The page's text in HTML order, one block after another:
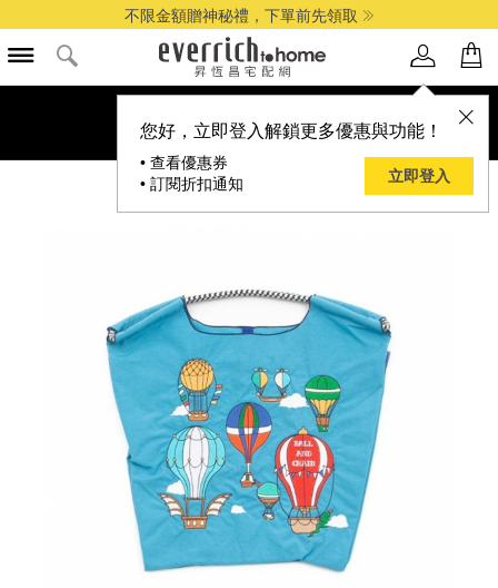
不限金額贈神秘禮，下單前先領取
您好，立即登入解鎖更多優惠與功能！
• 查看優惠券
• 訂閱折扣通知
立即登入